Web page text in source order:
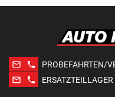
mail_outline phone PROBEFAHRTEN/
mail_outline
phone ERSATZTEILLAGER